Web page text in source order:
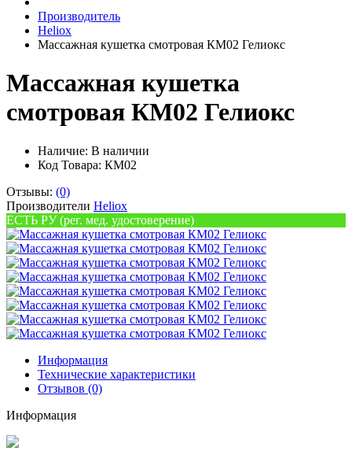
Производитель
Heliox
Массажная кушетка смотровая КМ02 Гелиокс
Массажная кушетка
смотровая КМ02 Гелиокс
Наличие: В наличии
Код Товара: КМ02
Отзывы: (0)
Производители Heliox
ЕСТЬ РУ (рег. мед. удостоверение)
Информация
Технические характеристики
Отзывов (0)
Информация